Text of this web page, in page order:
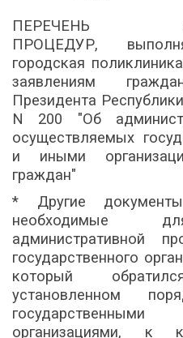
ПЕРЕЧЕНЬ
ПРОЦЕДУР,
городская
заявлениям
Президента
N 200 "Об
осуществляемых
и иными
граждан"
* Другие
необходимые
административной
государственного
который
установленном
организациями, к